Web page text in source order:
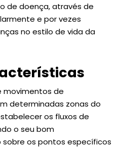
de doença, através de
e por vezes
no estilo de vida da
movimentos de
determinadas zonas do
os fluxos de
o seu bom
os pontos específicos